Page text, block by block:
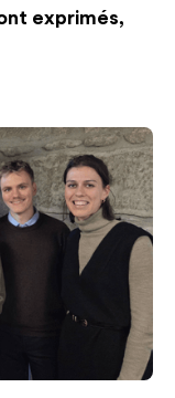
exprimés,